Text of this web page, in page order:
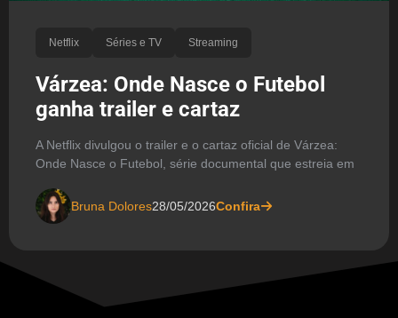
Netflix Séries e TV Streaming
Várzea: Onde Nasce o Futebol
ganha trailer e cartaz
A Netflix divulgou o trailer e o cartaz oficial de Várzea:
Onde Nasce o Futebol, série documental que estreia em
Bruna Dolores28/05/2026Confira